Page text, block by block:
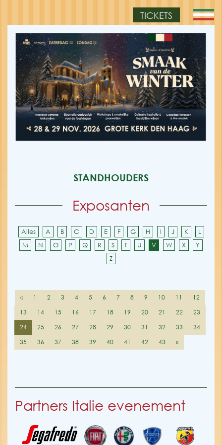
TICKETS
STANDHOUDERS
Exposanten
Alles A B C D E F G H I J K
L
M
N O P Q R S T U V W X
Y
Z
« 1 2 3 4 5 6 7 8 9 10 11
12
13
14 15 16 17 18 19 20 21 22
23
24
25 26 27 28 29 30 31 32 33
34
35
36 37 38 39 40 41 42 43 »
Partners Italie evenement